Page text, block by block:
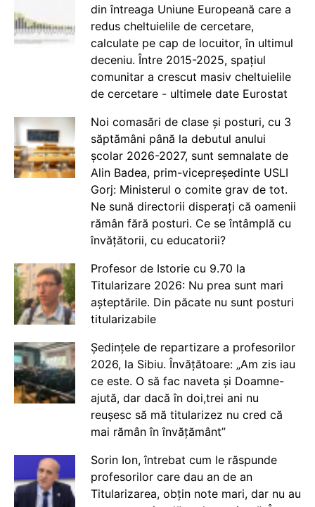
din întreaga Uniune Europeană care a
redus cheltuielile de cercetare,
calculate pe cap de locuitor, în ultimul
deceniu. Între 2015-2025, spațiul
comunitar a crescut masiv cheltuielile
de cercetare - ultimele date Eurostat
Noi comasări de clase și posturi, cu 3
săptămâni până la debutul anului
școlar 2026-2027, sunt semnalate de
Alin Badea, prim-vicepreședinte USLI
Gorj: Ministerul o comite grav de tot.
Ne sună directorii disperați că oamenii
rămân fără posturi. Ce se întâmplă cu
învățătorii, cu educatorii?
Profesor de Istorie cu 9.70 la
Titularizare 2026: Nu prea sunt mari
așteptările. Din păcate nu sunt posturi
titularizabile
Ședințele de repartizare a profesorilor
2026, la Sibiu. Învățătoare: „Am zis iau
ce este. O să fac naveta și Doamne-
ajută, dar dacă în doi,trei ani nu
reușesc să mă titularizez nu cred că
mai rămân în învățământ”
Sorin Ion, întrebat cum le răspunde
profesorilor care dau an de an
Titularizarea, obțin note mari, dar nu au